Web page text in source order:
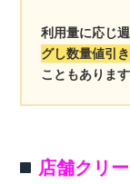
利用量に応じ
グし数量値引
こともあります
店舗クリ